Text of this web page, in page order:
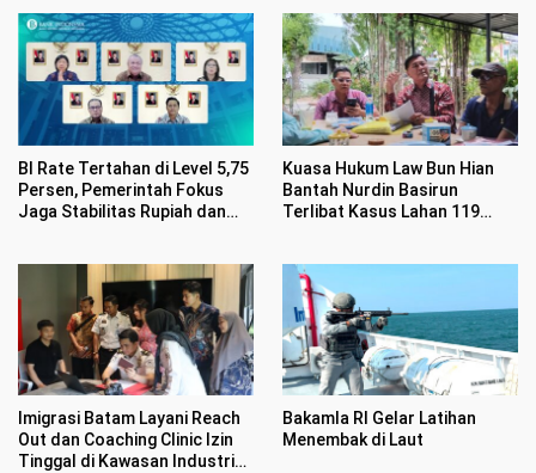
BI Rate Tertahan di Level 5,75
Persen, Pemerintah Fokus
Jaga Stabilitas Rupiah dan
Kuasa Hukum Law Bun Hian
Bantah Nurdin Basirun
Terlibat Kasus Lahan 119
Imigrasi Batam Layani Reach
Out dan Coaching Clinic Izin
Tinggal di Kawasan Industri
Bakamla RI Gelar Latihan
Menembak di Laut